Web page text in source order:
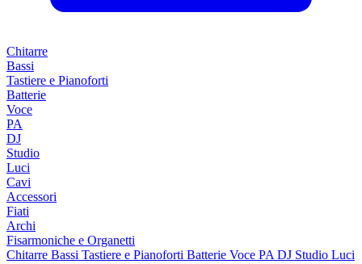
Chitarre
Bassi
Tastiere e Pianoforti
Batterie
Voce
PA
DJ
Studio
Luci
Cavi
Accessori
Fiati
Archi
Fisarmoniche e Organetti
Chitarre Bassi Tastiere e Pianoforti Batterie Voce PA DJ Studio Luci